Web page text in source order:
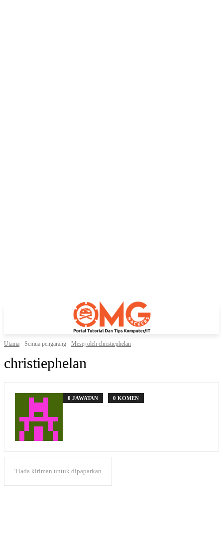
Utama Semua pengarang Mesej oleh christiephelan
christiephelan
0 JAWATAN 0 KOMEN
Tiada kiriman untuk dipaparkan